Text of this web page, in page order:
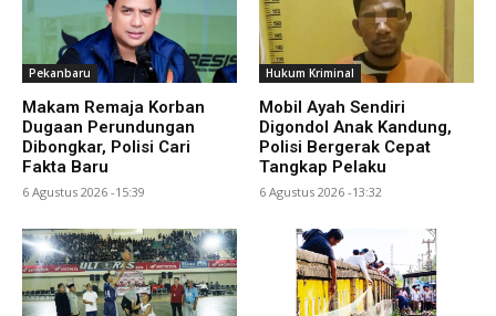
Pekanbaru
Makam Remaja Korban
Dugaan Perundungan
Dibongkar, Polisi Cari
Fakta Baru
6 Agustus 2026 -15:39
Hukum Kriminal
Mobil Ayah Sendiri
Digondol Anak Kandung,
Polisi Bergerak Cepat
Tangkap Pelaku
6 Agustus 2026 -13:32